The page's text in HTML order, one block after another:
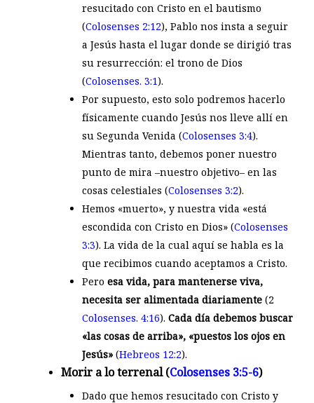
resucitado con Cristo en el bautismo
(Colosenses 2:12), Pablo nos insta a seguir
a Jesús hasta el lugar donde se dirigió tras
su resurrección: el trono de Dios
(Colosenses. 3:1).
Por supuesto, esto solo podremos hacerlo
físicamente cuando Jesús nos lleve allí en
su Segunda Venida (Colosenses 3:4).
Mientras tanto, debemos poner nuestro
punto de mira –nuestro objetivo– en las
cosas celestiales (Colosenses 3:2).
Hemos «muerto», y nuestra vida «está
escondida con Cristo en Dios» (Colosenses
3:3). La vida de la cual aquí se habla es la
que recibimos cuando aceptamos a Cristo.
Pero esa vida, para mantenerse viva,
necesita ser alimentada diariamente(2
Colosenses. 4:16). Cada día debemos buscar
«las cosas de arriba», «puestos los ojos en
Jesús»(Hebreos 12:2).
Morir a lo terrenal (Colosenses 3:5-6)
Dado que hemos resucitado con Cristo y